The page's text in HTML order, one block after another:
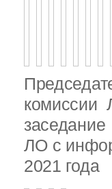
комиссии
ЛО с
2021 года